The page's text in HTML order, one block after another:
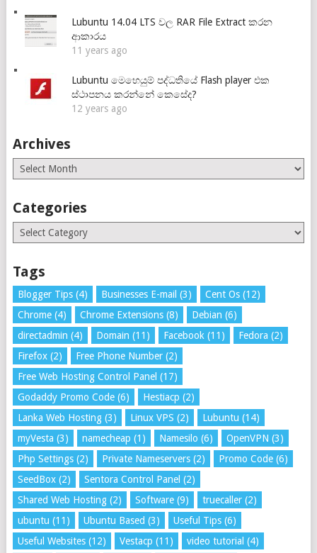
Lubuntu 14.04 LTS වල RAR File Extract කරන
ආකාරය
11 years ago
Lubuntu මෙහෙයුම් පද්ධතියේ Flash player එක
ස්ථාපනය කරන්නේ කෙසේද?
12 years ago
Archives
Archives
Categories
Categories
Tags
Blogger Tips(4) Businesses E-mail (3) Cent Os(12)
Chrome(4) Chrome Extensions(8) Debian (6)
directadmin (4) Domain (11) Facebook (11) Fedora (2)
Firefox(2) Free Phone Number(2)
Free Web Hosting Control Panel (17)
Godaddy Promo Code(6) Hestiacp (2)
Lanka Web Hosting(3) Linux VPS (2) Lubuntu (14)
myVesta (3) namecheap (1) Namesilo (6) OpenVPN (3)
Php Settings(2) Private Nameservers(2) Promo Code(6)
SeedBox(2) Sentora Control Panel (2)
Shared Web Hosting(2) Software(9) truecaller(2)
ubuntu (11) Ubuntu Based (3) Useful Tips(6)
Useful Websites(12) Vestacp (11) video tutorial (4)